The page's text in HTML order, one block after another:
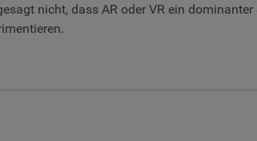
nicht, dass AR oder VR ein